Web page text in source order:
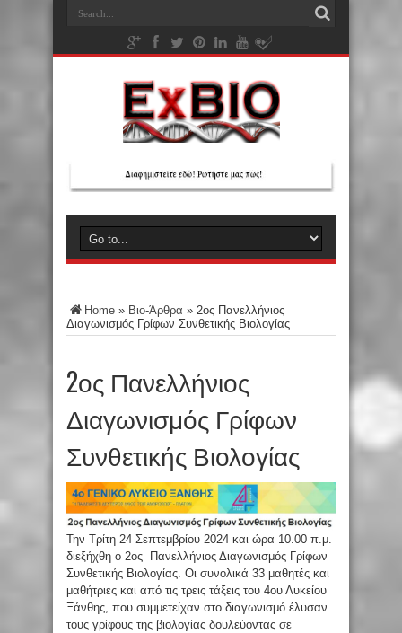
Home » Βιο-Άρθρα » 2ος Πανελλήνιος
Διαγωνισμός Γρίφων Συνθετικής Βιολογίας
2ος Πανελλήνιος
Διαγωνισμός Γρίφων
Συνθετικής Βιολογίας
Την Τρίτη 24 Σεπτεμβρίου 2024 και ώρα 10.00 π.μ.
διεξήχθη ο 2ος Πανελλήνιος Διαγωνισμός Γρίφων
Συνθετικής Βιολογίας. Οι συνολικά 33 μαθητές και
μαθήτριες και από τις τρεις τάξεις του 4ου Λυκείου
Ξάνθης, που συμμετείχαν στο διαγωνισμό έλυσαν
τους γρίφους της βιολογίας δουλεύοντας σε